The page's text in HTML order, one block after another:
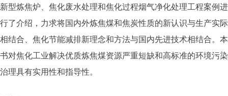
新型炼焦炉、焦化废水处理和焦化过程烟气净化处理工程案例进
行了介绍，力求将国内外炼焦煤和焦炭性质的新认识与生产实际
相结合、焦化节能减排新理念和方法与国内先进技术相结合。本
书对焦化工业解决优质炼焦煤资源严重短缺和高标准的环境污染
治理具有实用性和指导性。